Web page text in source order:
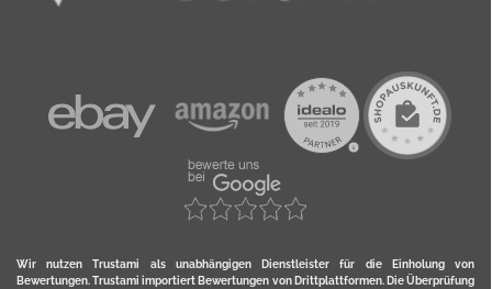
Wir nutzen Trustami als unabhängigen Dienstleister für die Einholung von
Bewertungen. Trustami importiert Bewertungen von Drittplattformen. Die Überprüfung